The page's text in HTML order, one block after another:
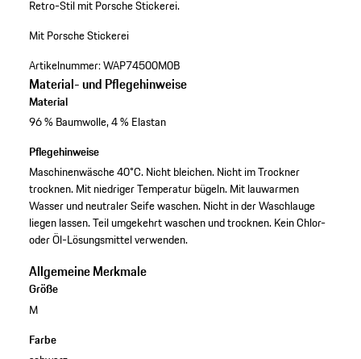
Retro-Stil mit Porsche Stickerei.
Mit Porsche Stickerei
Artikelnummer:WAP74500M0B
Material- und Pflegehinweise
Material
96 % Baumwolle, 4 % Elastan
Pflegehinweise
Maschinenwäsche 40°C. Nicht bleichen. Nicht im Trockner
trocknen. Mit niedriger Temperatur bügeln. Mit lauwarmen
Wasser und neutraler Seife waschen. Nicht in der Waschlauge
liegen lassen. Teil umgekehrt waschen und trocknen. Kein Chlor-
oder Öl-Lösungsmittel verwenden.
Allgemeine Merkmale
Größe
M
Farbe